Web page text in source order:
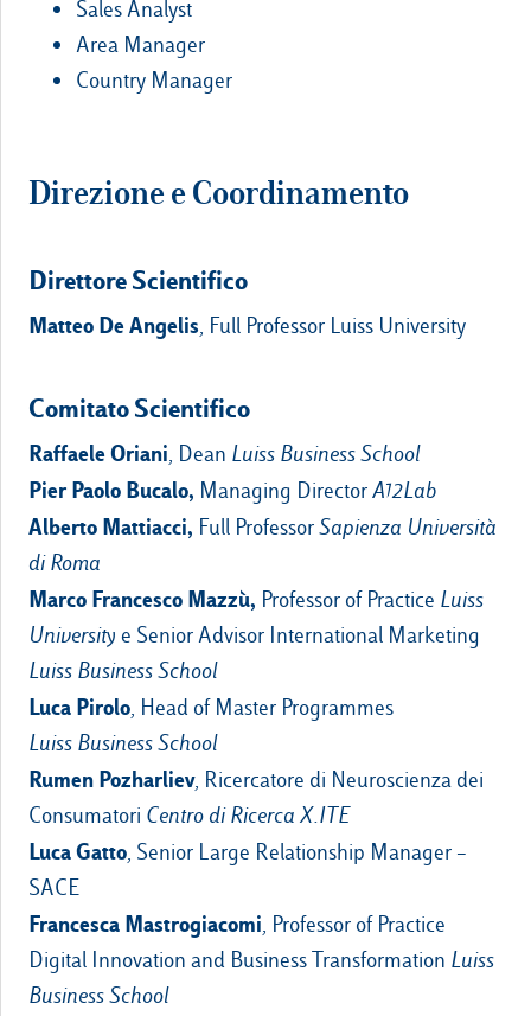
Sales Analyst
Area Manager
Country Manager
Direzione e Coordinamento
DirettoreScientifico
Matteo De Angelis, Full Professor Luiss University
Comitato Scientifico
Raffaele Oriani, Dean Luiss Business School
Pier Paolo Bucalo, Managing DirectorA12Lab
Alberto Mattiacci, Full ProfessorSapienza Università
di Roma
Marco Francesco Mazzù, Professor of Practice Luiss
University e Senior Advisor International Marketing
Luiss Business School
Luca Pirolo, Head of Master Programmes
Luiss Business School
Rumen Pozharliev, Ricercatore di Neuroscienza dei
Consumatori Centro di Ricerca X.ITE
Luca Gatto, Senior Large Relationship Manager –
SACE
Francesca Mastrogiacomi, Professor of Practice
Digital Innovation and Business Transformation Luiss
Business School